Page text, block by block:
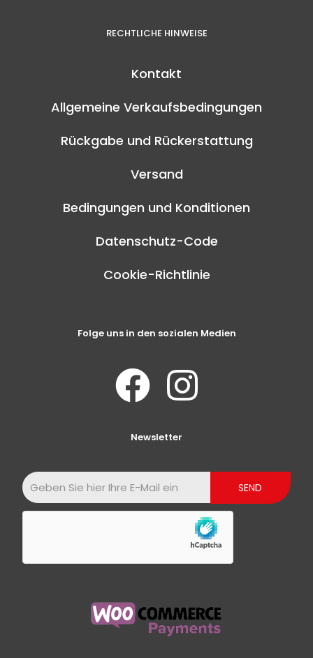
RECHTLICHE HINWEISE
Kontakt
Allgemeine Verkaufsbedingungen
Rückgabe und Rückerstattung
Versand
Bedingungen und Konditionen
Datenschutz-Code
Cookie-Richtlinie
Folge uns in den sozialen Medien
Newsletter